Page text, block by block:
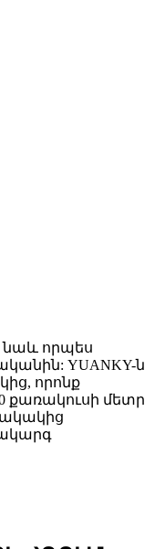
նաև որպես
YUANKY-ն
որոնք
քառակուսի մետր